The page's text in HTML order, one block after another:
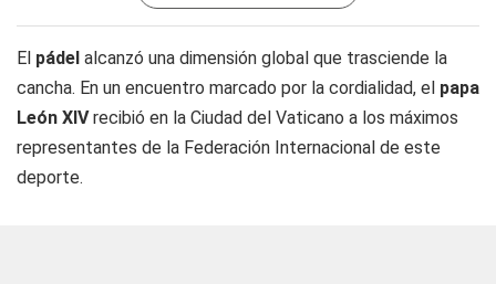
El pádel alcanzó una dimensión global que trasciende la
cancha. En un encuentro marcado por la cordialidad, el papa
León XIVrecibió en la Ciudad del Vaticano a los máximos
representantes de la Federación Internacional de este
deporte.